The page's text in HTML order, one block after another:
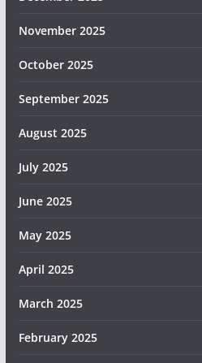
November 2025
October 2025
September 2025
August 2025
July 2025
June 2025
May 2025
April 2025
March 2025
February 2025